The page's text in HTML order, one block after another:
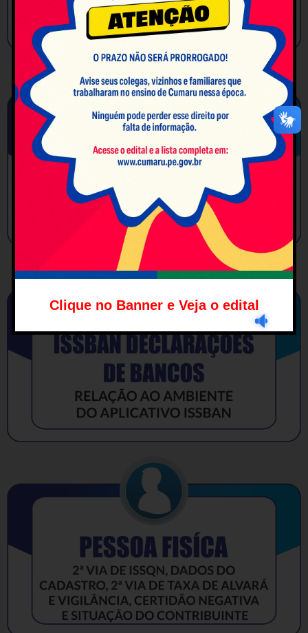
Clique no Banner e Veja o edital